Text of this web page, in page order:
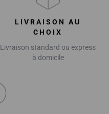
LIVRAISON AU
CHOIX
Livraison standard ou express
à domicile